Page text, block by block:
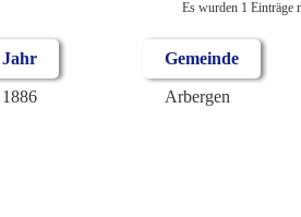
Es wurden 1 Einträge
Jahr Gemeinde
1886 Arbergen